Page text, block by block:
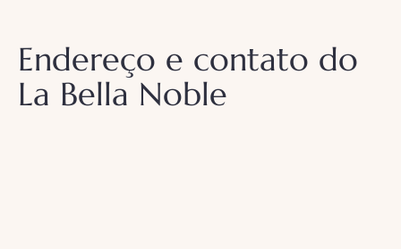
Endereço e contato do
La Bella Noble